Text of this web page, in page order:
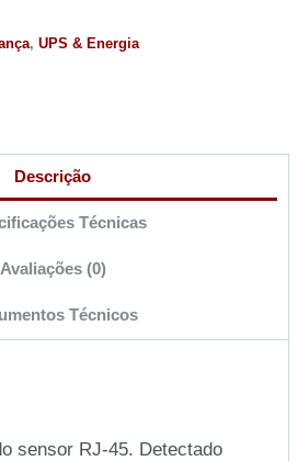
, UPS & Energia
Descrição
Técnicas
Avaliações (0)
Técnicos
sensor RJ-45. Detectado